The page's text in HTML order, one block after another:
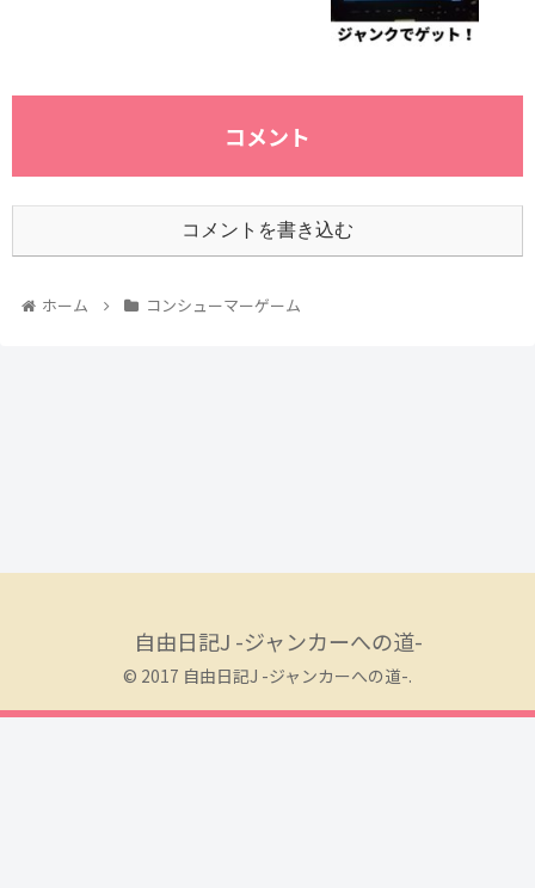
コメント
コメントを書き込む
ホーム コンシューマーゲーム
自由日記J -ジャンカーへの道-
© 2017 自由日記J -ジャンカーへの道-.